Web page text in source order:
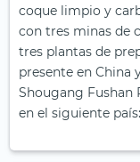
coque limpio y
con tres minas de
tres plantas de
presente en China
Shougang Fushan
en el siguiente